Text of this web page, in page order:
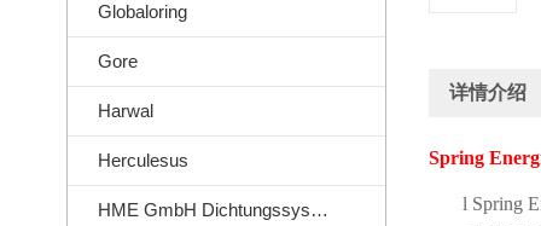
Globaloring
Gore
Harwal
Herculesus
HME GmbH Dichtungssysteme
详情介绍
Spring
l Spring